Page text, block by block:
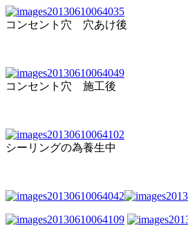
コンセント穴 穴あけ後
コンセント穴 施工後
シーリングの為養生中